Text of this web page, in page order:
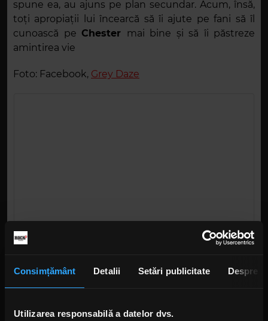
Consimțământ Detalii Setări publicitate Despre
Utilizarea responsabilă a datelor dvs.
spune ea, au ajuns pe plan secundar. Acum, însă,
toți apropiații lui încearcă să îi ajute pe fani să îl
cunoască pe Chester mai bine și să îi păstreze
amintirea vie
Foto: Facebook, Grey Daze